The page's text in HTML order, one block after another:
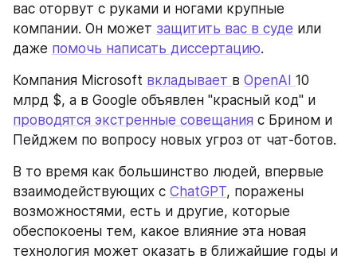
вас оторвут с руками и ногами крупные
компании. Он может защитить вас в суде или
даже помочь написать диссертацию.
Компания Microsoft вкладывает в OpenAI 10
проводятся экстренные совещания с Брином и
Пейджем по вопросу новых угроз от чат-ботов.
В то время как большинство людей, впервые
взаимодействующих с ChatGPT, поражены
возможностями, есть и другие, которые
обеспокоены тем, какое влияние эта новая
технология может оказать в ближайшие годы и